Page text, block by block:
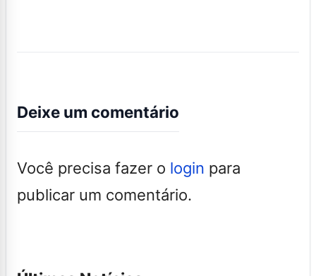
Deixe um comentário
Você precisa fazer o login para
publicar um comentário.